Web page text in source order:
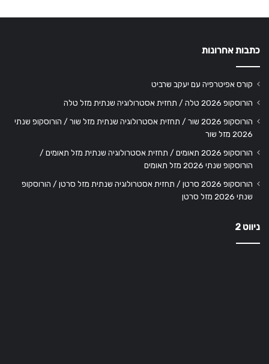
כתבות אחרונות
קורס אפיטרפיה עם יעקב שרביט
הורוסקופ 2026 טלה / תחזית אסטרולוגיה שנתית מזל טלה
הורוסקופ 2026 שור / תחזית אסטרולוגיה שנתית מזל שור / הורוסקופ שנתי
2026 מזל שור
הורוסקופ 2026 תאומים / תחזית אסטרולוגיה שנתית מזל תאומים /
הורוסקופ שנתי 2026 מזל תאומים
הורוסקופ 2026 סרטן / תחזית אסטרולוגיה שנתית מזל סרטן / הורוסקופ
שנתי 2026 מזל סרטן
ניווט 2